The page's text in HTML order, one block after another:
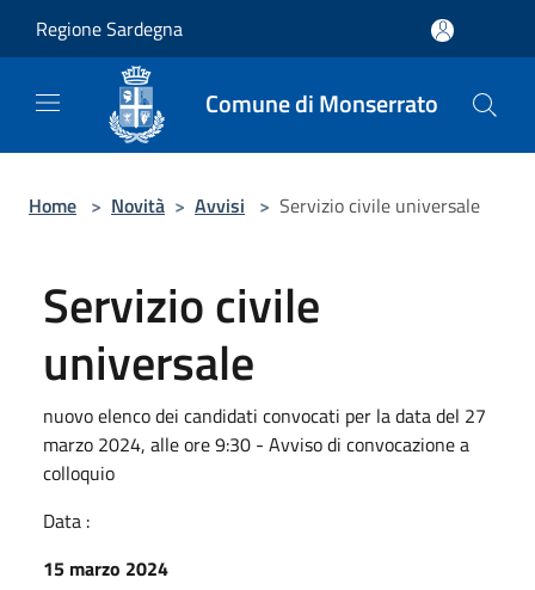
Regione Sardegna
Comune di Monserrato
Home > Novità > Avvisi > Servizio civile universale
Servizio civile
universale
nuovo elenco dei candidati convocati per la data del 27
marzo 2024, alle ore 9:30 - Avviso di convocazione a
colloquio
Data :
15 marzo 2024